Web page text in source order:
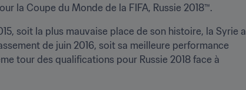
la Coupe du Monde de la FIFA, Russie 2018™.
soit la plus mauvaise place de son histoire, la Syrie a
de juin 2016, soit sa meilleure performance
tour des qualifications pour Russie 2018 face à